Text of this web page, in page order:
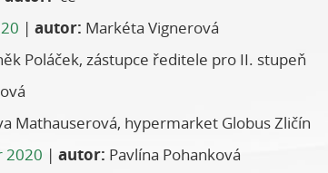
| autor: Markéta Vignerová
Poláček, zástupce ředitele pro II. stupeň
Mathauserová, hypermarket Globus Zličín
2020 | autor: Pavlína Pohanková